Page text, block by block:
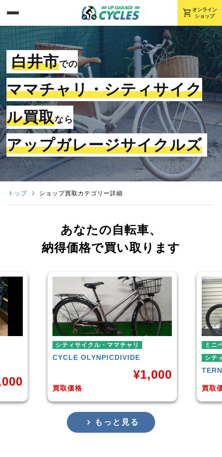
shopping_cart オンライン
ショップ
白井市での
ママチャリ・シティサイク
ル買取なら
アップガレージサイクルズ
トップ ショップ買取カテゴリー詳細
あなたの自転車、
納得価格で買い取ります
シティサイクル・ママチャリ
CYCLE OLYNPICDIVIDE
買取価格
¥1,000
ミニ
シテ
TERN
買取
もっと見る